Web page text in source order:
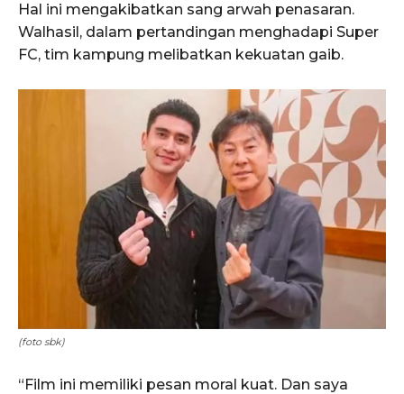
Hal ini mengakibatkan sang arwah penasaran.
Walhasil, dalam pertandingan menghadapi Super
FC, tim kampung melibatkan kekuatan gaib.
(foto sbk)
“Film ini memiliki pesan moral kuat. Dan saya